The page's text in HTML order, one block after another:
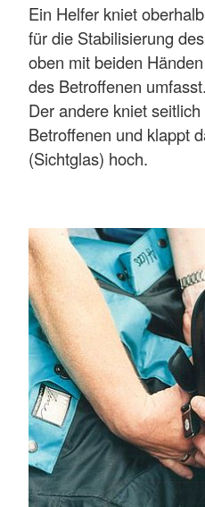
Ein Helfer kniet
für die Stabilisierung
oben mit beiden
des Betroffenen umfasst.
Der andere kniet
Betroffenen und klappt
(Sichtglas) hoch.